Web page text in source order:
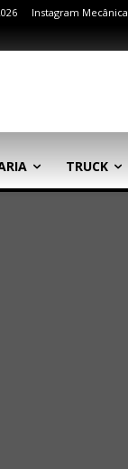
Instagram
TRUCK